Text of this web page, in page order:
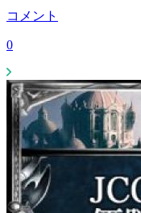
コメント
0